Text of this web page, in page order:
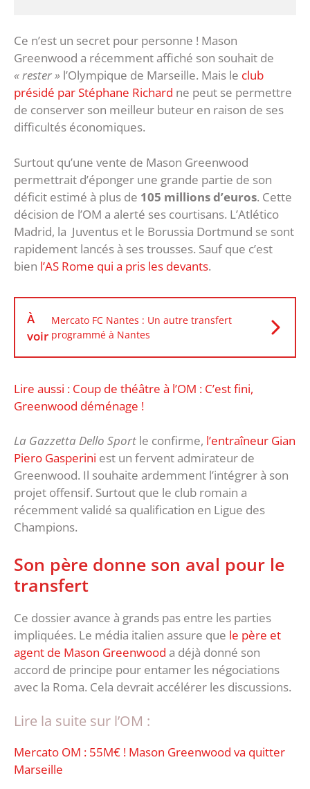
Ce n’est un secret pour personne ! Mason
Greenwood a récemment affiché son souhait de
« rester » l’Olympique de Marseille. Mais le club
présidé par Stéphane Richard ne peut se permettre
de conserver son meilleur buteur en raison de ses
difficultés économiques.
Surtout qu’une vente de Mason Greenwood
permettrait d’éponger une grande partie de son
déficit estimé à plus de 105 millions d’euros. Cette
décision de l’OM a alerté ses courtisans. L’Atlético
Madrid, la Juventus et le Borussia Dortmund se sont
rapidement lancés à ses trousses. Sauf que c’est
bien l’AS Rome qui a pris les devants.
À
voir
Mercato FC Nantes : Un autre transfert
programmé à Nantes
Lire aussi : Coup de théâtre à l’OM : C’est fini,
Greenwood déménage !
La Gazzetta Dello Sport le confirme, l’entraîneur Gian
Piero Gasperini est un fervent admirateur de
Greenwood. Il souhaite ardemment l’intégrer à son
projet offensif. Surtout que le club romain a
récemment validé sa qualification en Ligue des
Champions.
Son père donne son aval pour le
transfert
Ce dossier avance à grands pas entre les parties
impliquées. Le média italien assure que le père et
agent de Mason Greenwood a déjà donné son
accord de principe pour entamer les négociations
avec la Roma. Cela devrait accélérer les discussions.
Lire la suite sur l’OM :
Mercato OM : 55M€ ! Mason Greenwood va quitter
Marseille